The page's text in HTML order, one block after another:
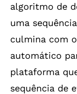
algoritmo de
uma
culmina com
automático
plataforma
sequência de